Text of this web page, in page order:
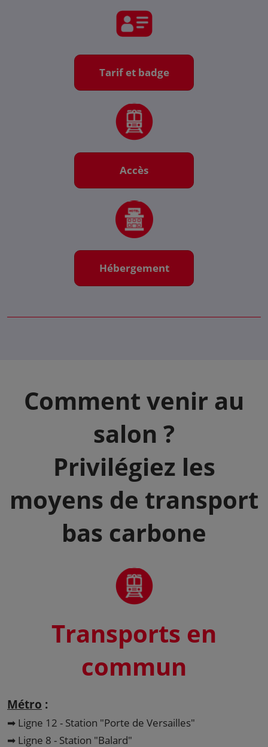
Tarif et badge
Accès
Hébergement
Comment venir au
salon ?
Privilégiez les
moyens de transport
bas carbone
Transports en
commun
Métro :
➡ Ligne 12 - Station "Porte de Versailles"
➡ Ligne 8 - Station "Balard"